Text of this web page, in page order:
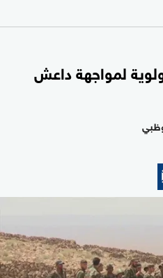
لمواجهة داعش